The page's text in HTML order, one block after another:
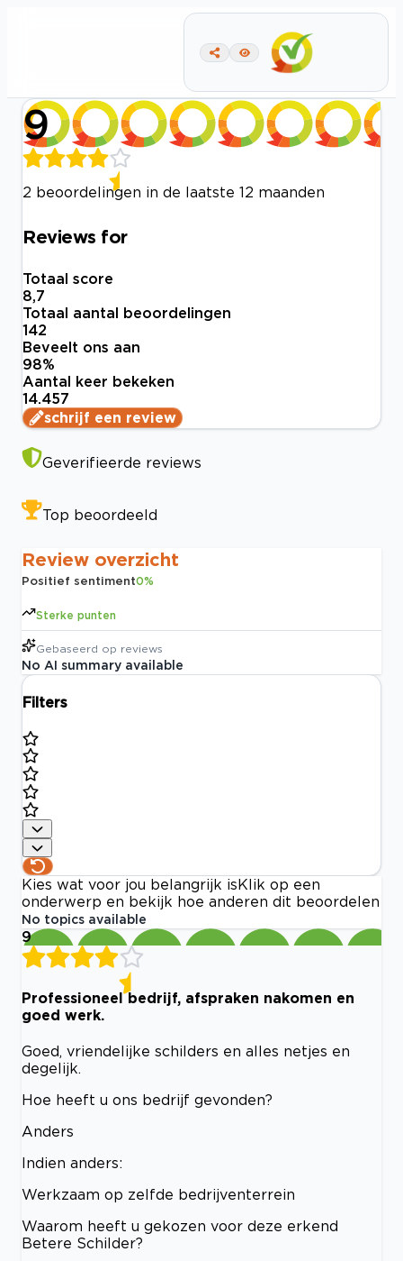
9
2 beoordelingen in de laatste 12 maanden
Reviews for
Totaal score
8,7
Totaal aantal beoordelingen
142
Beveelt ons aan
98%
Aantal keer bekeken
14.457
schrijf een review
Geverifieerde reviews
Top beoordeeld
Review overzicht
Positief sentiment0%
Sterke punten
Gebaseerd op reviews
No AI summary available
Filters
Kies wat voor jou belangrijk is Klik op een
onderwerp en bekijk hoe anderen dit beoordelen
No topics available
9
Professioneel bedrijf, afspraken nakomen en
goed werk.
Goed, vriendelijke schilders en alles netjes en
degelijk.
Hoe heeft u ons bedrijf gevonden?
Anders
Indien anders:
Werkzaam op zelfde bedrijventerrein
Waarom heeft u gekozen voor deze erkend
Betere Schilder?